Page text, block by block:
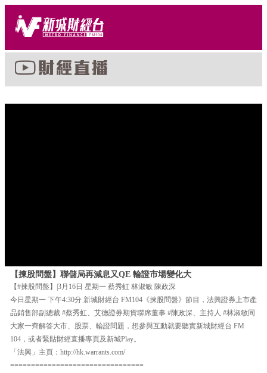
【揀股問盤】聯儲局再減息又QE 輪證市場變化大
【#揀股問盤】|3月16日 星期一 蔡秀虹 林淑敏 陳政深
今日星期一 下午4:30分 新城財經台 FM104《揀股問盤》節目，法興證券上市產
品銷售部副總裁 #蔡秀虹、艾德證券期貨聯席董事 #陳政深、主持人 #林淑敏同
大家一齊解答大市、股票、輪證問題，想參與互動就要聽實新城財經台 FM
104，或者緊貼財經直播專頁及新城Play。
「法興」主頁：http://hk.warrants.com/
================================